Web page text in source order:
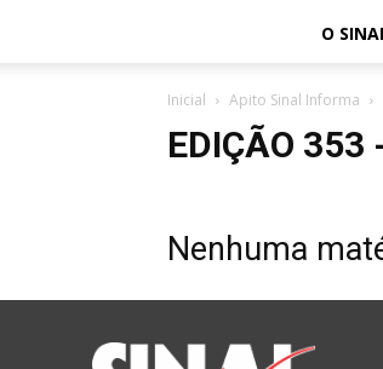
O
Inicial Apito Sinal Informa
EDIÇÃO
Nenhuma